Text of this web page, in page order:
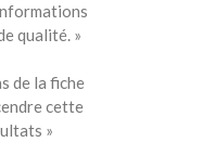
qualité. »
de la fiche
cette
»